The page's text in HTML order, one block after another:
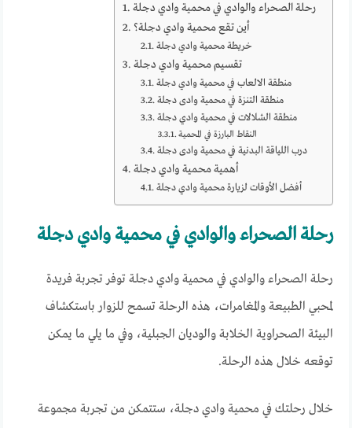
رحلة الصحراء والوادي في محمية وادي دجلة
أين تقع محمية وادي دجلة؟
خريطة محمية وادي دجلة
تقسيم محمية وادي دجلة
منطقة الالعاب في محمية وادي دجلة
منطقة التنزة في محمية وادى دجلة
منطقة الشلالات في محمية وادي دجلة
النقاط البارزة في المحمية
درب اللياقة البدنية في محمية وادى دجلة
أهمية محمية وادي دجلة
أفضل الأوقات لزيارة محمية وادي دجلة
رحلة الصحراء والوادي في محمية وادي دجلة
رحلة الصحراء والوادي في محمية وادي دجلة توفر تجربة فريدة
لمحبي الطبيعة والمغامرات، هذه الرحلة تسمح للزوار باستكشاف
البيئة الصحراوية الخلابة والوديان الجبلية، وفي ما يلي ما يمكن
توقعه خلال هذه الرحلة.
خلال رحلتك في محمية وادي دجلة، ستتمكن من تجربة مجموعة